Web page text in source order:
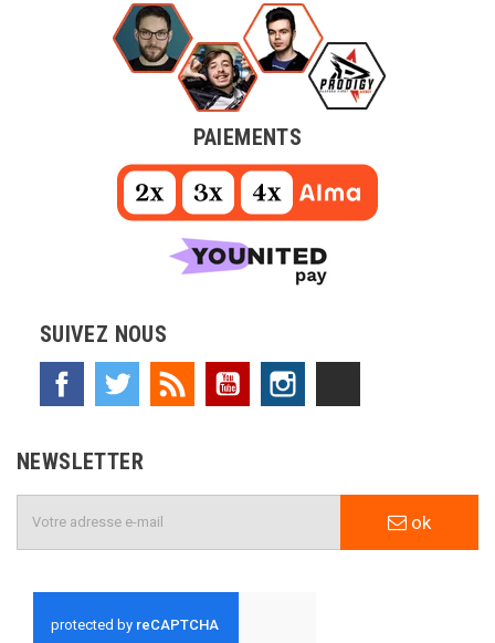
PAIEMENTS
SUIVEZ NOUS
Facebook Twitter Rss YouTube
NEWSLETTER
ok